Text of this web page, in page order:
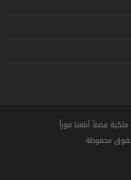
فضلاً أبلغنا فوراً